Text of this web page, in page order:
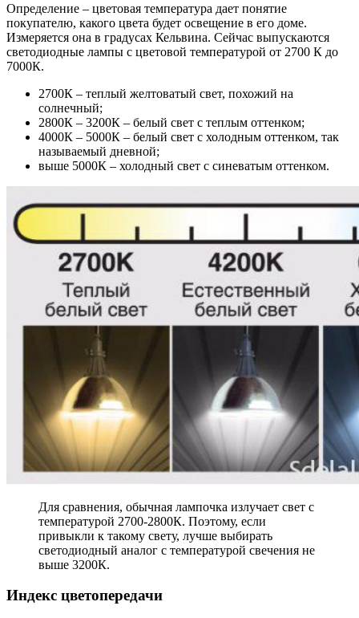
Определение – цветовая температура дает понятие
покупателю, какого цвета будет освещение в его доме.
Измеряется она в градусах Кельвина. Сейчас выпускаются
светодиодные лампы с цветовой температурой от 2700 К до
7000К.
2700К – теплый желтоватый свет, похожий на
солнечный;
2800К – 3200К – белый свет с теплым оттенком;
4000К – 5000К – белый свет с холодным оттенком, так
называемый дневной;
выше 5000К – холодный свет с синеватым оттенком.
Для сравнения, обычная лампочка излучает свет с
температурой 2700-2800К. Поэтому, если
привыкли к такому свету, лучше выбирать
светодиодный аналог с температурой свечения не
выше 3200К.
Индекс цветопередачи